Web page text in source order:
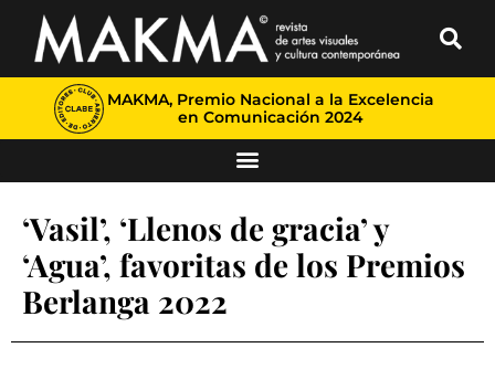
MAKMA, Premio Nacional a la Excelencia
en Comunicación 2024
‘Vasil’, ‘Llenos de gracia’ y
‘Agua’, favoritas de los Premios
Berlanga 2022